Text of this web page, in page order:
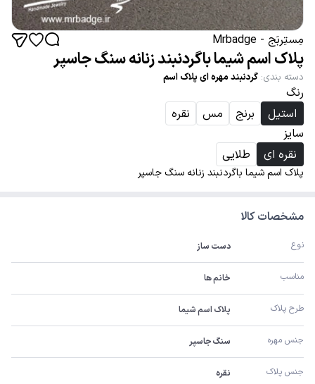
مِستِربَج - Mrbadge
پلاک اسم شیما باگردنبند زنانه سنگ جاسپر
دسته بندی: گردنبند مهره ای پلاک اسم
رنگ
استیل
برنج مس
نقره
سایز
نقره ای
طلایی
پلاک اسم شیما باگردنبند زنانه سنگ جاسپر
مشخصات کالا
نوع دست ساز
مناسب خانم ها
طرح پلاک پلاک اسم شیما
جنس مهره سنگ جاسپر
جنس پلاک